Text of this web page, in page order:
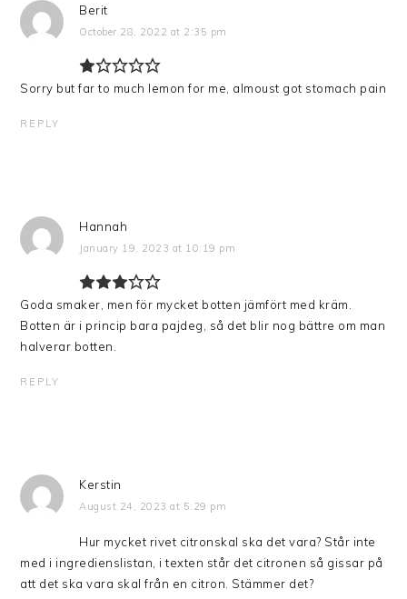
Berit
October 28, 2022 at 2:35 pm
Sorry but far to much lemon for me, almoust got stomach pain
REPLY
Hannah
January 19, 2023 at 10:19 pm
Goda smaker, men för mycket botten jämfört med kräm.
Botten är i princip bara pajdeg, så det blir nog bättre om man
halverar botten.
REPLY
Kerstin
August 24, 2023 at 5:29 pm
Hur mycket rivet citronskal ska det vara? Står inte
med i ingredienslistan, i texten står det citronen så gissar på
att det ska vara skal från en citron. Stämmer det?